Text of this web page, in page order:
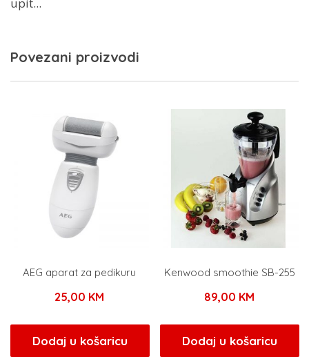
upit...
Povezani proizvodi
AEG aparat za pedikuru
25,00 KM
Dodaj u košaricu
Kenwood smoothie SB-255
89,00 KM
Dodaj u košaricu